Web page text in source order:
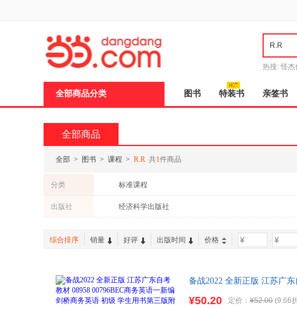
热搜: 怪杰
全部商品分类 图书 特装书 亲签书
全部商品
全部 > 图书 > 课程 > R.R 共1件商品
分类 标准课程
出版社 经济科学出版社
综合排序 销量 好评 出版时间 价格 -
备战2022 全新正版 江苏广
¥50.20 定价： ¥52.00 (9.66
页